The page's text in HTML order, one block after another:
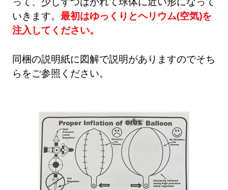
いきます。最初はゆっくりとヘリウム(空気)を
注入してください。
同梱の説明紙に図解で説明がありますのでそち
らをご参照ください。